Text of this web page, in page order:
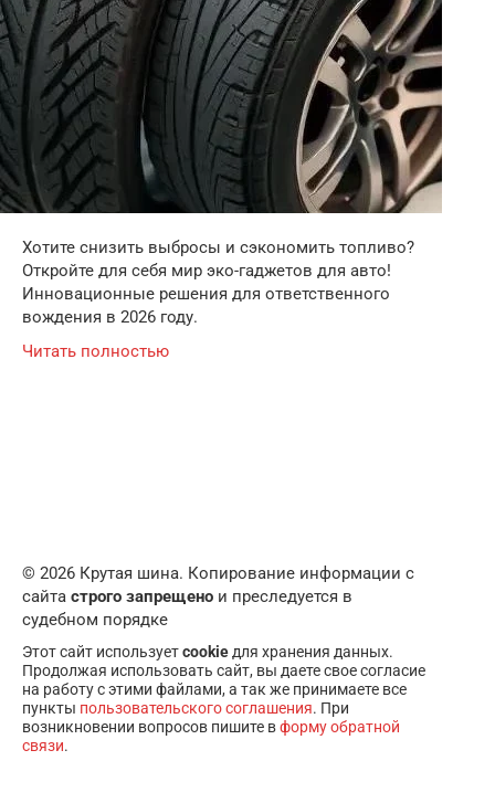
Хотите снизить выбросы и сэкономить топливо?
Откройте для себя мир эко-гаджетов для авто!
Инновационные решения для ответственного
вождения в 2026 году.
Читать полностью
© 2026 Крутая шина. Копирование информации с
сайта строго запрещено и преследуется в
судебном порядке
Этот сайт используетcookie для хранения данных.
Продолжая использовать сайт, вы даете свое согласие
на работу с этими файлами, а так же принимаете все
пункты пользовательского соглашения. При
возникновении вопросов пишите вформу обратной
связи.